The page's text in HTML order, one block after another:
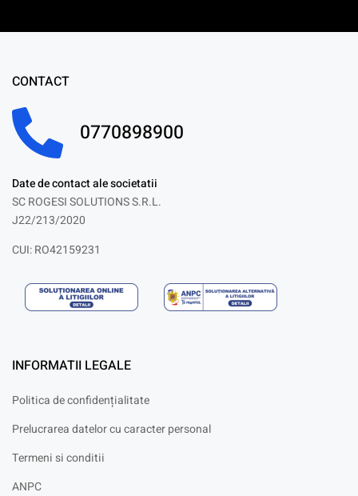
CONTACT
0770898900
Date de contact ale societatii
SC ROGESI SOLUTIONS S.R.L.
J22/213/2020
CUI: RO42159231
INFORMATII LEGALE
Politica de confidențialitate
Prelucrarea datelor cu caracter personal
Termeni si conditii
ANPC